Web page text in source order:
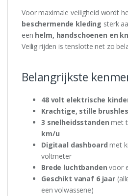
Voor maximale veiligheid wordt
beschermende kleding sterk
een helm, handschoenen en
Veilig rijden is tenslotte net zo
Belangrijkste
48 volt elektrische
Krachtige, stille
3 snelheidsstanden met
km/u
Digitaal dashboard met
voltmeter
Brede luchtbanden voor
Geschikt vanaf 6 jaar
een volwassene)